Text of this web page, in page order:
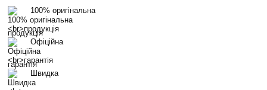
100% оригінальна
продукція
Офіційна
гарантія
Швидка